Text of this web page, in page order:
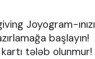
Joyogram-ınızı
başlayın!
tələb olunmur!